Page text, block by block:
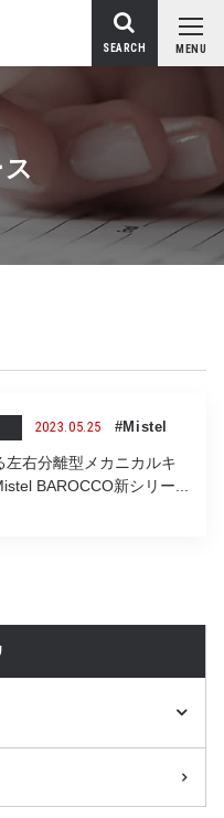
MENU
SEARCH
2023.05.25 #Mistel
左右分離型メカニカルキ
BAROCCO新シリー...